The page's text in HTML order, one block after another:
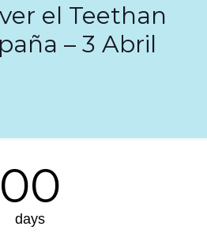
el Teethan
– 3 Abril
00
days